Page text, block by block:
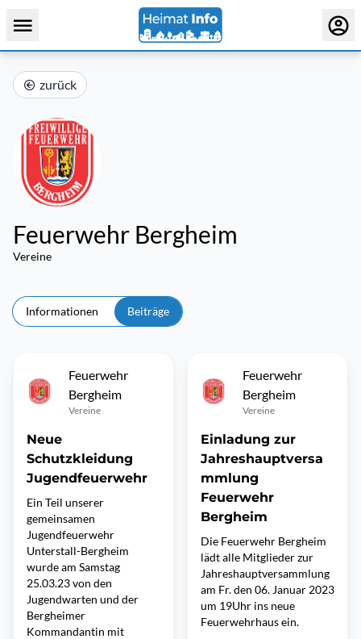
zurück
Feuerwehr Bergheim
Vereine
Informationen Beiträge
Feuerwehr
Bergheim
Vereine
Neue
Schutzkleidung
Jugendfeuerwehr
Ein Teil unserer
gemeinsamen
Jugendfeuerwehr
Unterstall-Bergheim
wurde am Samstag
25.03.23 von den
Jugendwarten und der
Bergheimer
Kommandantin mit
Feuerwehr
Bergheim
Vereine
Einladung zur
Jahreshauptversa
mmlung
Feuerwehr
Bergheim
Die Feuerwehr Bergheim
lädt alle Mitglieder zur
Jahreshauptversammlung
am Fr. den 06. Januar 2023
um 19Uhr ins neue
Feuerwehrhaus ein.